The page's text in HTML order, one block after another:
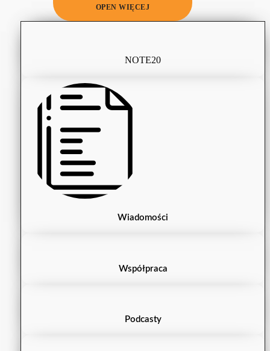
OPEN WIĘCEJ
NOTE20
Wiadomości
Współpraca
Podcasty